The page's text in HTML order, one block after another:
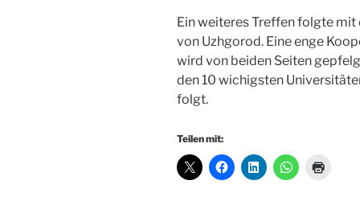
Ein weiteres Treffen folgte
von Uzhgorod. Eine enge
wird von beiden Seiten
den 10 wichigsten
folgt.
Teilen mit: